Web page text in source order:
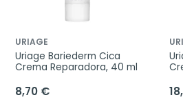
URIAGE
Uriage Bariederm Cica
Crema Reparadora, 40 ml
8,70 €